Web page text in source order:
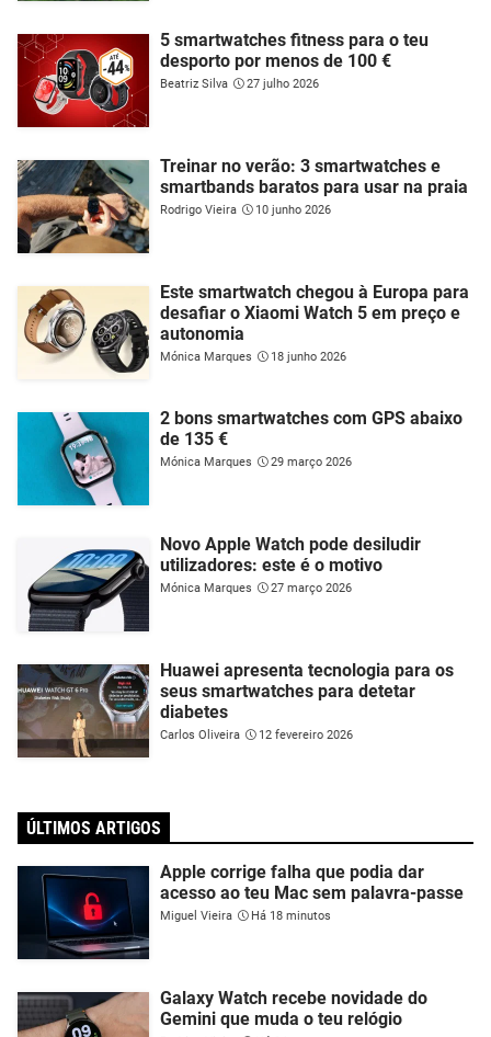
5 smartwatches fitness para o teu
desporto por menos de 100 €
Beatriz Silva 27 julho 2026
Treinar no verão: 3 smartwatches e
smartbands baratos para usar na praia
Rodrigo Vieira 10 junho 2026
Este smartwatch chegou à Europa para
desafiar o Xiaomi Watch 5 em preço e
autonomia
Mónica Marques 18 junho 2026
2 bons smartwatches com GPS abaixo
de 135 €
Mónica Marques 29 março 2026
Novo Apple Watch pode desiludir
utilizadores: este é o motivo
Mónica Marques 27 março 2026
Huawei apresenta tecnologia para os
seus smartwatches para detetar
diabetes
Carlos Oliveira 12 fevereiro 2026
ÚLTIMOS ARTIGOS
Apple corrige falha que podia dar
acesso ao teu Mac sem palavra-passe
Miguel Vieira Há 18 minutos
Galaxy Watch recebe novidade do
Gemini que muda o teu relógio